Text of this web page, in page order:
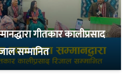
गीतकार कालीप्रसाद
सम्मानित